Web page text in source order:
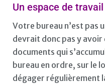
Un espace de
Votre bureau n’est pas
devrait donc pas y avoir
documents qui
bureau en ordre, sur le
dégager régulièrement